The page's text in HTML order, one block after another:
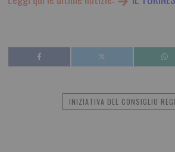
INIZIATIVA DEL CONSIGLIO